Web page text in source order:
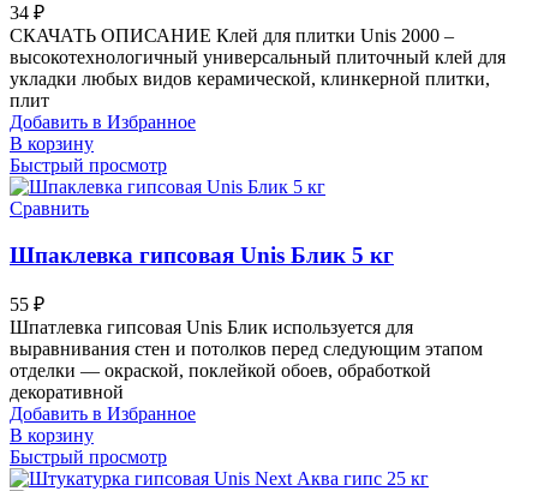
34 ₽
СКАЧАТЬ ОПИСАНИЕ Клей для плитки Unis 2000 –
высокотехнологичный универсальный плиточный клей для
укладки любых видов керамической, клинкерной плитки,
плит
Добавить в Избранное
В корзину
Быстрый просмотр
Сравнить
Шпаклевка гипсовая Unis Блик 5 кг
55 ₽
Шпатлевка гипсовая Unis Блик используется для
выравнивания стен и потолков перед следующим этапом
отделки — окраской, поклейкой обоев, обработкой
декоративной
Добавить в Избранное
В корзину
Быстрый просмотр